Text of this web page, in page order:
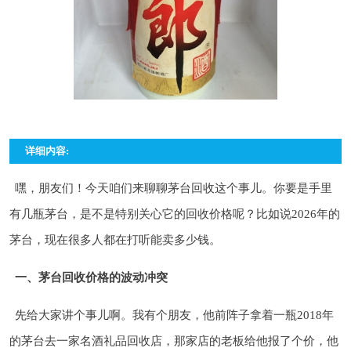
详细内容:
嘿，朋友们！今天咱们来聊聊茅台回收这个事儿。你要是手里
有几瓶茅台，是不是特别关心它的回收价格呢？比如说2026年的
茅台，现在很多人都在打听能卖多少钱。
一、茅台回收价格的波动冲突
先给大家讲个事儿啊。我有个朋友，他前阵子拿着一瓶2018年
的茅台去一家名酒礼品回收店，那家店的老板给他报了个价，他